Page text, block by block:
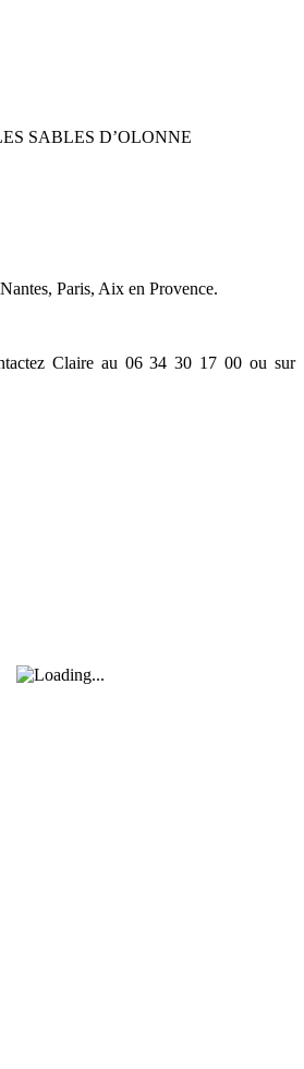
SABLES D’OLONNE
Paris, Aix en Provence.
Claire au 06 34 30 17 00 ou sur